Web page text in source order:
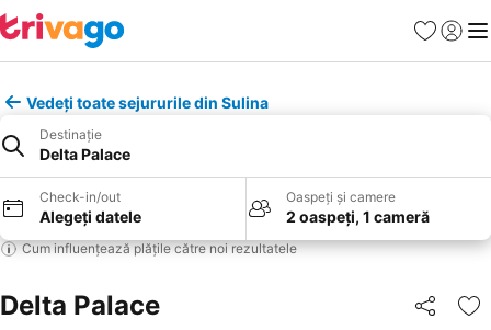
Favorite
Vedeți toate sejururile din Sulina
Destinație
Delta Palace
Check-in/out
Alegeți datele
Oaspeți și camere
2 oaspeți, 1 cameră
Cum influențează plățile către noi rezultatele
Delta Palace Distribuiți